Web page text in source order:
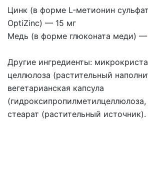
Цинк (в форме L-метионин
OptiZinc) — 15 мг
​​​​​​​Медь (в форме глюконата меди) —
Другие ингредиенты:
целлюлоза (растительный
вегетарианская капсула
стеарат (растительный источник).